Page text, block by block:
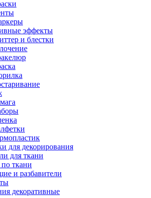
эффекты
и блестки
для декорирования
для ткани
ткани
и разбавители
декоративные